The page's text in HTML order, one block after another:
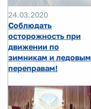
24.03.2020
Соблюдать
осторожность при
движении по
зимникам и ледовым
переправам!